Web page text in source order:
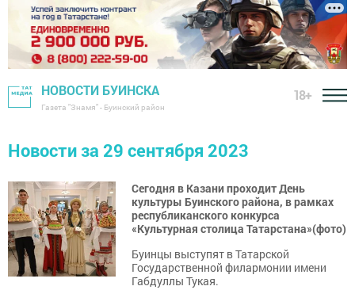
НОВОСТИ БУИНСКА
Газета "Знамя" - Буинский район
18+
Новости за 29 сентября 2023
Сегодня в Казани проходит День
культуры Буинского района, в рамках
республиканского конкурса
«Культурная столица Татарстана»(фото)
Буинцы выступят в Татарской
Государственной филармонии имени
Габдуллы Тукая.